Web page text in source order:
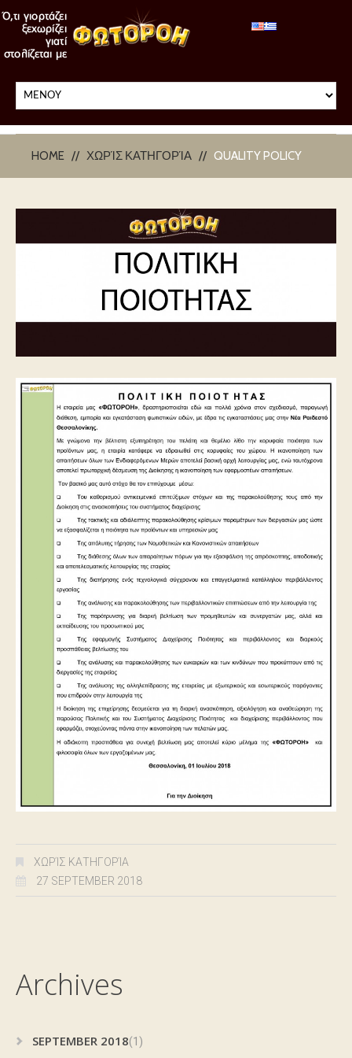
HOME ΧΩΡΊΣ ΚΑΤΗΓΟΡΊΑ QUALITY POLICY
ΧΩΡΊΣ ΚΑΤΗΓΟΡΊΑ
27 SEPTEMBER 2018
Archives
SEPTEMBER 2018(1)